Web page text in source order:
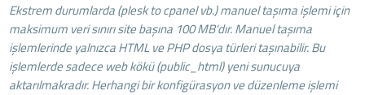
Ekstrem durumlarda (plesk to cpanel vb.) manuel taşıma işlemi için
maksimum veri sınırı site başına 100 MB'dır. Manuel taşıma
işlemlerinde yalnızca HTML ve PHP dosya türleri taşınabilir. Bu
işlemlerde sadece web kökü (public_html) yeni sunucuya
aktarılmakradır. Herhangi bir konfigürasyon ve düzenleme işlemi